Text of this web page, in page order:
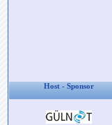
Host - Sponsor